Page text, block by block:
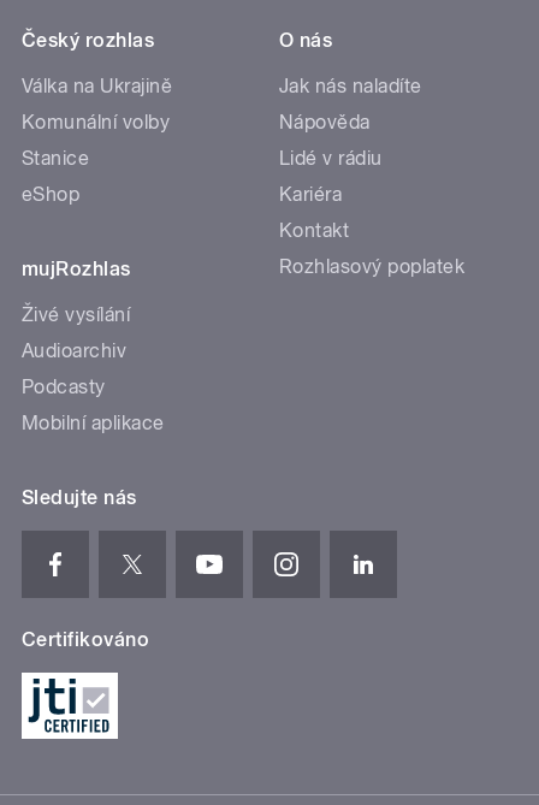
Český rozhlas
Válka na Ukrajině
Komunální volby
Stanice
eShop
mujRozhlas
Živé vysílání
Audioarchiv
Podcasty
Mobilní aplikace
O nás
Jak nás naladíte
Nápověda
Lidé v rádiu
Kariéra
Kontakt
Rozhlasový poplatek
Sledujte nás
Certifikováno